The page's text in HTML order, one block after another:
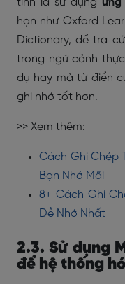
tính là sử dụng
hạn như Oxford
Dictionary, để tra
trong ngữ cảnh
dụ hay mà từ điển
ghi nhớ tốt hơn.
>> Xem thêm:
Cách Ghi Chép
Bạn Nhớ Mãi
8+ Cách Ghi
Dễ Nhớ Nhất
2.3. Sử dụng
để hệ thống